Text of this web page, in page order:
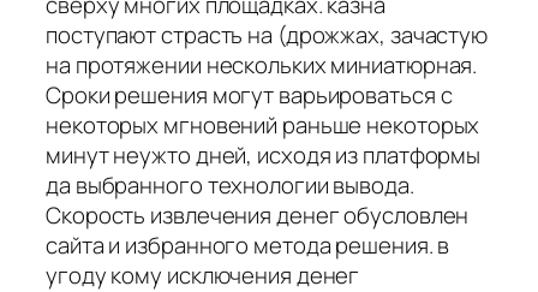
поступают страсть на (дрожжах, зачастую
на протяжении нескольких миниатюрная.
Сроки решения могут варьироваться с
некоторых мгновений раньше некоторых
минут неужто дней, исходя из платформы
да выбранного технологии вывода.
Скорость извлечения денег обусловлен
сайта и избранного метода решения. в
угоду кому исключения денег